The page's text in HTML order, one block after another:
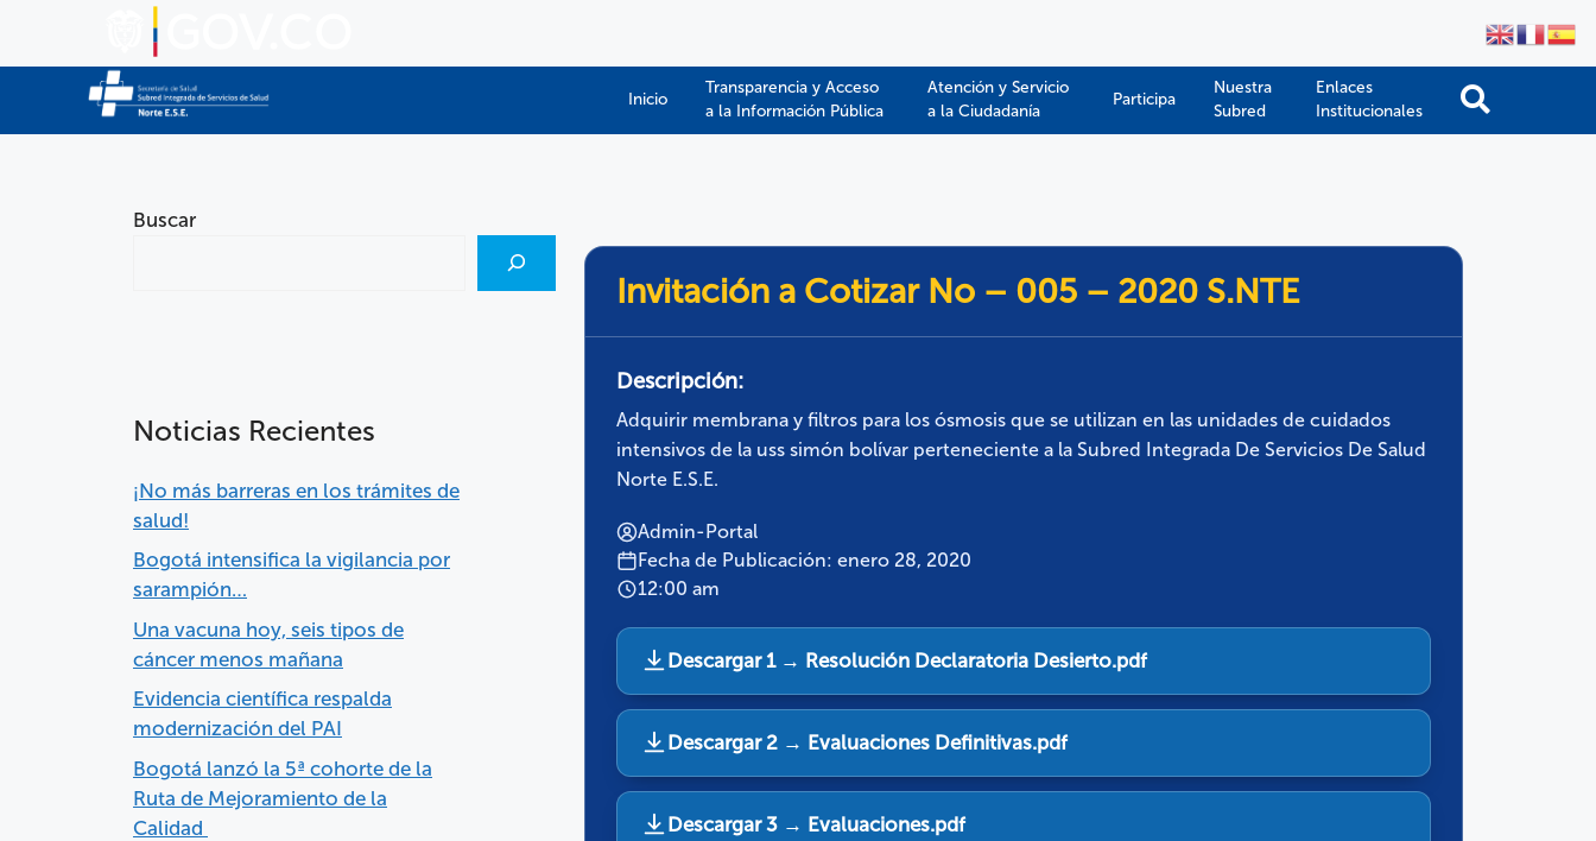
Inicio
Transparencia y Acceso
a la Información Pública​​
Atención y Servicio
a la Ciudadanía
Participa
Nuestra
Subred
Enlaces
Institucionales
Invitación a Cotizar No – 005 – 2020 S.NTE
Descripción:
Adquirir membrana y filtros para los ósmosis que se utilizan en las unidades de cuidados
intensivos de la uss simón bolívar perteneciente a la Subred Integrada De Servicios De Salud
Norte E.S.E.
Admin-Portal
Fecha de Publicación: enero 28, 2020
12:00 am
Descargar 1 → Resolución Declaratoria Desierto.pdf
Descargar 2 → Evaluaciones Definitivas.pdf
Descargar 3 → Evaluaciones.pdf
Buscar
Noticias Recientes
¡No más barreras en los trámites de
salud!
Bogotá intensifica la vigilancia por
sarampión…
Una vacuna hoy, seis tipos de
cáncer menos mañana
Evidencia científica respalda
modernización del PAI
Bogotá lanzó la 5ª cohorte de la
Ruta de Mejoramiento de la
Calidad